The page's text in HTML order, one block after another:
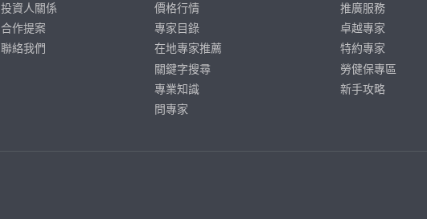
投資人關係
合作提案
聯絡我們
價格行情
專家目錄
在地專家推薦
關鍵字搜尋
專業知識
問專家
推廣服務
卓越專家
特約專家
勞健保專區
新手攻略